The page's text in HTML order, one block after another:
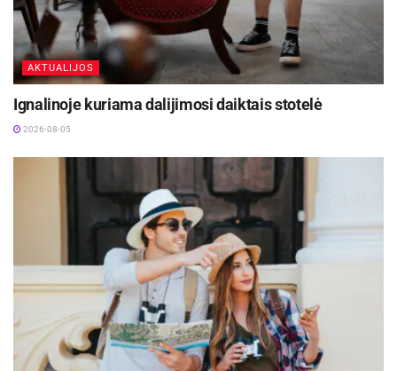
Konferencijoje dalyvavo Europos parlamento
narys ir renginio organizatorius dr. Aurelijus
Veryga, Lietuvos Respublikos žemės ūkio
ministras dr. Ignas Hofmanas, Seimo nariai,
savivaldybių atstovai, mokslo ekspertai,
AKTUALIJOS
Ignalinoje kuriama dalijimosi daiktais stotelė
2026-08-05